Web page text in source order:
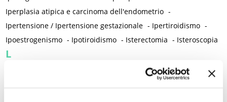
Iperplasia atipica e carcinoma dell'endometrio -
Ipertensione / Ipertensione gestazionale - Ipertiroidismo -
Ipoestrogenismo - Ipotiroidismo - Isterectomia - Isteroscopia
L
-Lattoferrina